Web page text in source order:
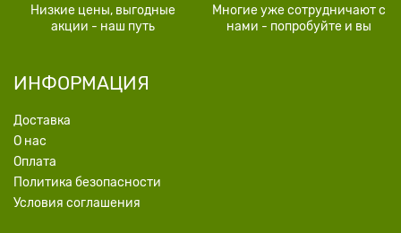
Низкие цены, выгодные
акции - наш путь
Многие уже сотрудничают с
нами - попробуйте и вы
ИНФОРМАЦИЯ
Доставка
О нас
Оплата
Политика безопасности
Условия соглашения